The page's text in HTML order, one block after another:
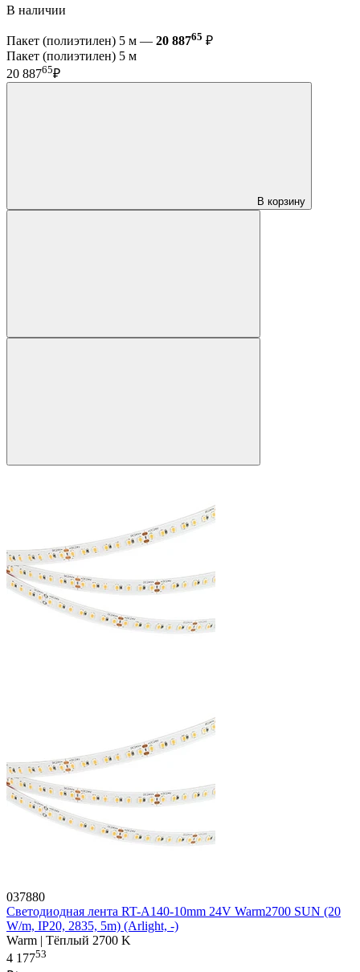
В наличии
Пакет (полиэтилен) 5 м — 20 88765 ₽
Пакет (полиэтилен) 5 м
20 88765₽
В корзину
037880
Светодиодная лента RT-A140-10mm 24V Warm2700 SUN (20
W/m, IP20, 2835, 5m) (Arlight, -)
Warm | Тёплый 2700 K
4 17753